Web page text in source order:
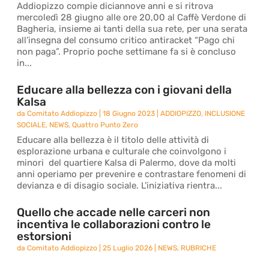
Addiopizzo compie diciannove anni e si ritrova
mercoledì 28 giugno alle ore 20,00 al Caffè Verdone di
Bagheria, insieme ai tanti della sua rete, per una serata
all’insegna del consumo critico antiracket “Pago chi
non paga”. Proprio poche settimane fa si è concluso
in...
Educare alla bellezza con i giovani della
Kalsa
daComitato Addiopizzo |18 Giugno 2023 |ADDIOPIZZO, INCLUSIONE
SOCIALE, NEWS,Quattro Punto Zero
Educare alla bellezza è il titolo delle attività di
esplorazione urbana e culturale che coinvolgono i
minori del quartiere Kalsa di Palermo, dove da molti
anni operiamo per prevenire e contrastare fenomeni di
devianza e di disagio sociale. L’iniziativa rientra...
Quello che accade nelle carceri non
incentiva le collaborazioni contro le
estorsioni
daComitato Addiopizzo |25 Luglio 2026 NEWS, RUBRICHE